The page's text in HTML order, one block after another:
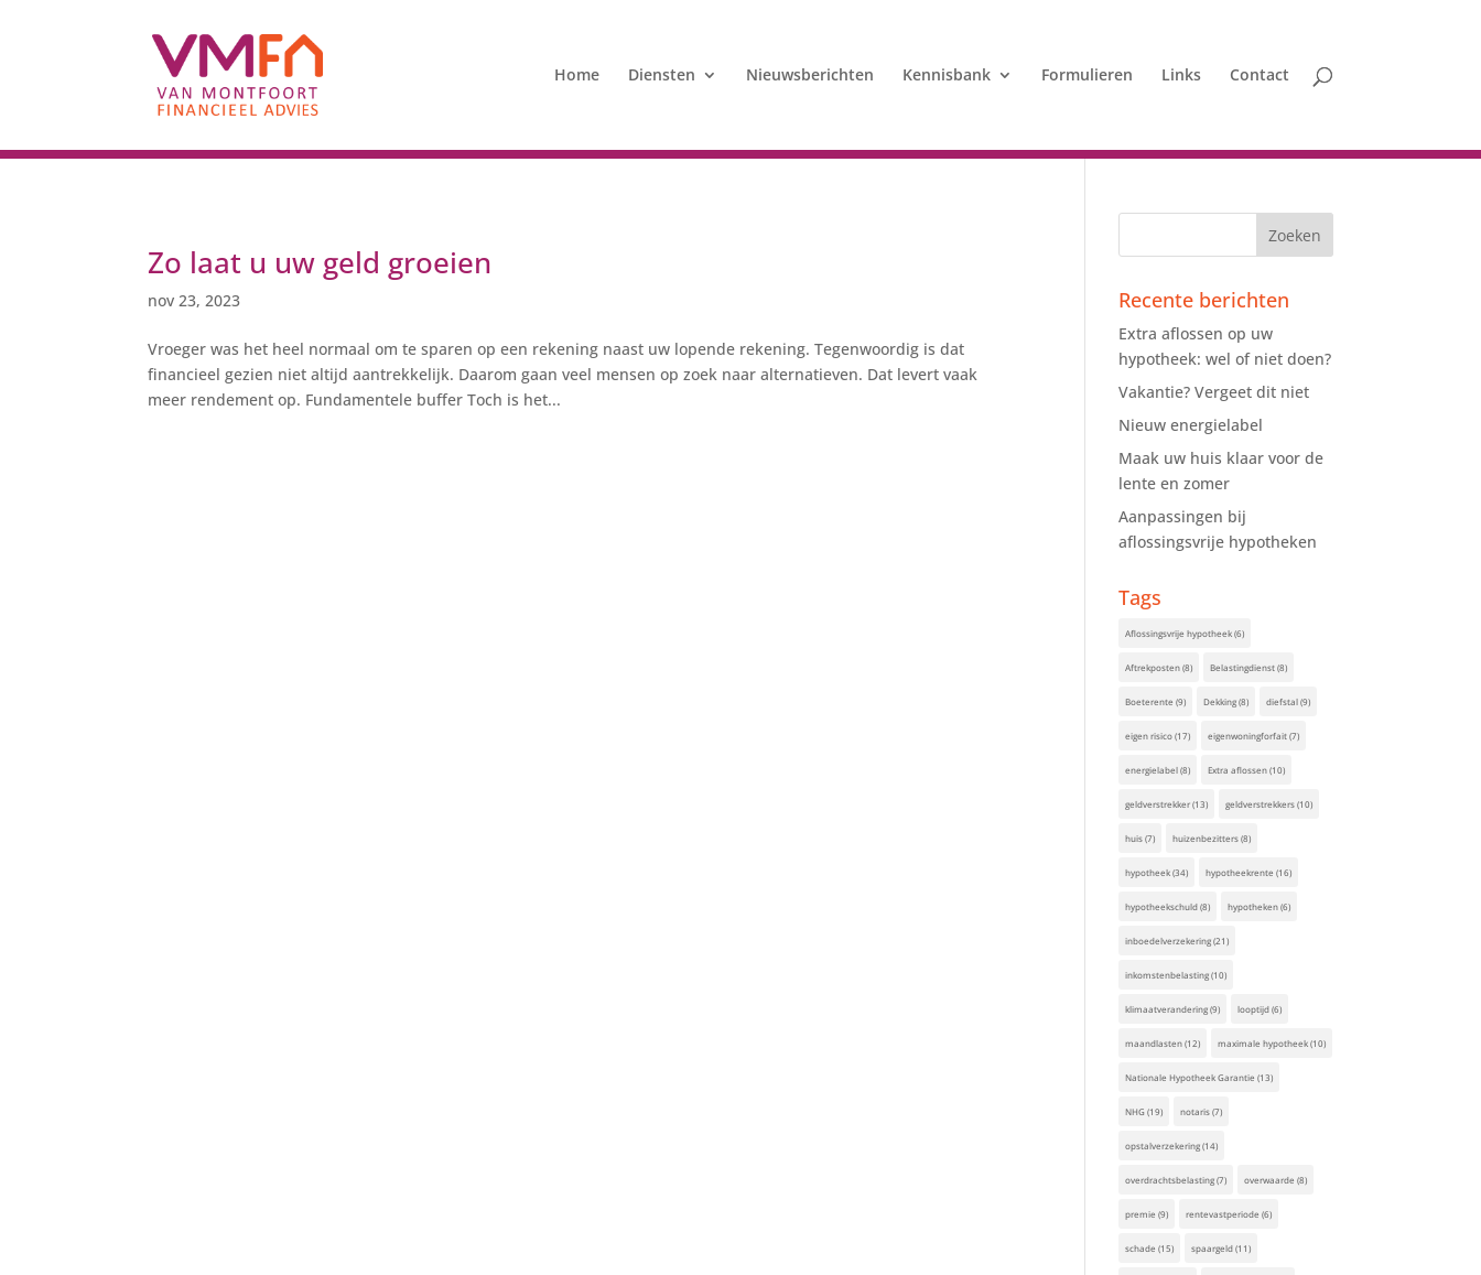
Home Diensten Nieuwsberichten Kennisbank Formulieren Links Contact
Zo laat u uw geld groeien
nov 23, 2023
Vroeger was het heel normaal om te sparen op een rekening naast uw lopende rekening. Tegenwoordig is dat
financieel gezien niet altijd aantrekkelijk. Daarom gaan veel mensen op zoek naar alternatieven. Dat levert vaak
meer rendement op. Fundamentele buffer Toch is het...
Recente berichten
Extra aflossen op uw
hypotheek: wel of niet doen?
Vakantie? Vergeet dit niet
Nieuw energielabel
Maak uw huis klaar voor de
lente en zomer
Aanpassingen bij
aflossingsvrije hypotheken
Tags
Aflossingsvrije hypotheek(6)
Aftrekposten(8) Belastingdienst(8)
Boeterente (9) Dekking(8) diefstal(9)
eigen risico(17) eigenwoningforfait(7)
energielabel(8) Extra aflossen(10)
geldverstrekker(13) geldverstrekkers(10)
huis(7) huizenbezitters(8)
hypotheek(34) hypotheekrente (16)
hypotheekschuld(8) hypotheken(6)
inboedelverzekering(21)
inkomstenbelasting(10)
klimaatverandering(9) looptijd(6)
maandlasten(12) maximale hypotheek(10)
Nationale Hypotheek Garantie (13)
NHG(19) notaris(7)
opstalverzekering(14)
overdrachtsbelasting(7) overwaarde (8)
premie (9) rentevastperiode (6)
schade (15) spaargeld(11)